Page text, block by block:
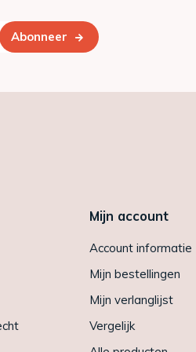
Abonneer
Mijn account
Account informatie
Mijn bestellingen
Mijn verlanglijst
Vergelijk